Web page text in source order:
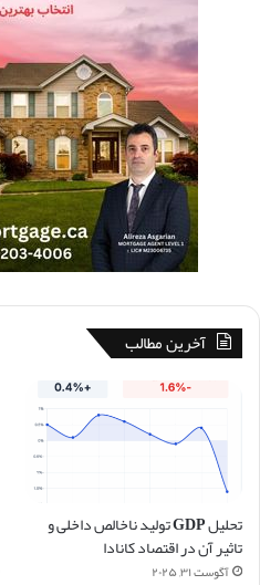
آخرین مطالب
تحلیل GDP تولید ناخالص داخلی و
تاثیر آن در اقتصاد کانادا
آگوست ۳۱, ۲۰۲۵